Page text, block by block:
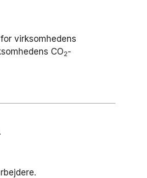
virksomhedens
CO2-